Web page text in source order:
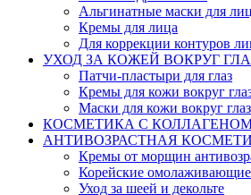
Альгинатные маски для
Кремы для лица
Для коррекции контуров
УХОД ЗА КОЖЕЙ ВОКРУГ
Патчи-пластыри для глаз
Кремы для кожи вокруг
Маски для кожи вокруг глаз
КОСМЕТИКА С
АНТИВОЗРАСТНАЯ
Кремы от морщин
Корейские омолаживающие
Уход за шеей и декольте